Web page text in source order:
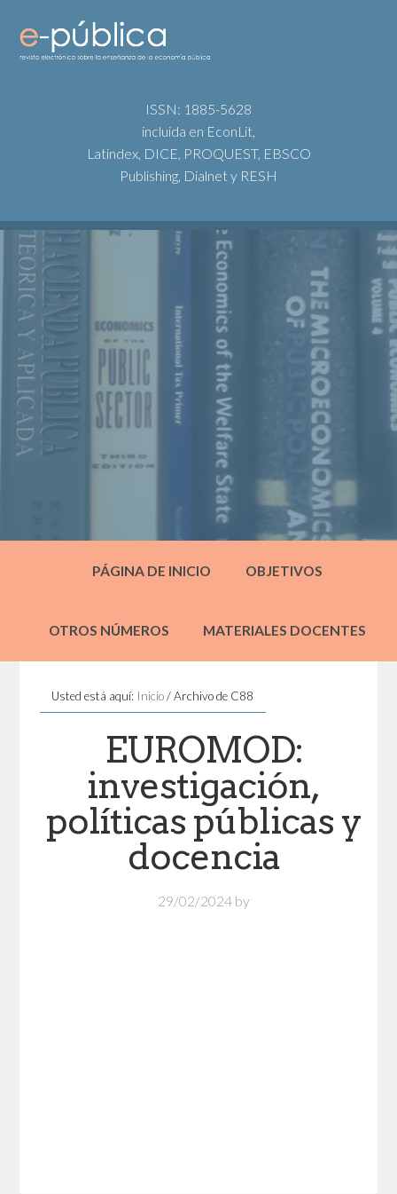
ISSN: 1885-5628
incluida en EconLit,
Latindex, DICE, PROQUEST, EBSCO
Publishing, Dialnet y RESH
PÁGINA DE INICIO OBJETIVOS
OTROS NÚMEROS MATERIALES DOCENTES
Usted está aquí: Inicio /Archivo de C88
EUROMOD:
investigación,
políticas públicas y
docencia
29/02/2024by